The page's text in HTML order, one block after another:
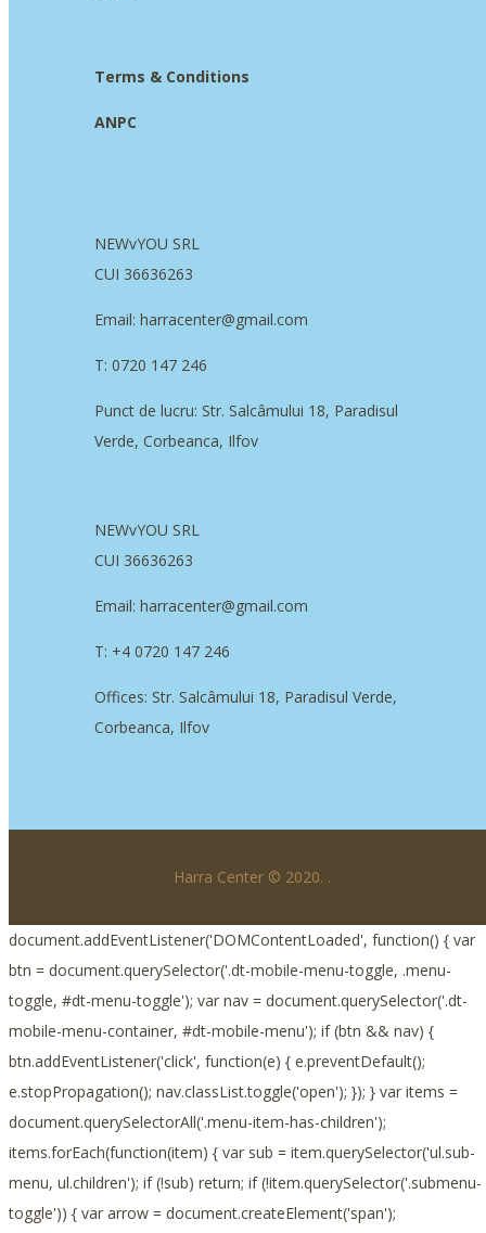
Terms & Conditions
ANPC
NEWvYOU SRL
CUI 36636263
Email: harracenter@gmail.com
T: 0720 147 246
Punct de lucru: Str. Salcâmului 18, Paradisul
Verde, Corbeanca, Ilfov
NEWvYOU SRL
CUI 36636263
Email: harracenter@gmail.com
T: +4 0720 147 246
Offices: Str. Salcâmului 18, Paradisul Verde,
Corbeanca, Ilfov
Harra Center © 2020. .
document.addEventListener('DOMContentLoaded', function() { var
btn = document.querySelector('.dt-mobile-menu-toggle, .menu-
toggle, #dt-menu-toggle'); var nav = document.querySelector('.dt-
mobile-menu-container, #dt-mobile-menu'); if (btn && nav) {
btn.addEventListener('click', function(e) { e.preventDefault();
e.stopPropagation(); nav.classList.toggle('open'); }); } var items =
document.querySelectorAll('.menu-item-has-children');
items.forEach(function(item) { var sub = item.querySelector('ul.sub-
menu, ul.children'); if (!sub) return; if (!item.querySelector('.submenu-
toggle')) { var arrow = document.createElement('span');